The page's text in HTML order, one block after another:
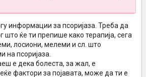
информации за псоријаза. Треба да
ќе ти препише како терапија, сега
лосиони, мелеми и сл. што
на псоријаза.
е дека болеста, за жал, е
фактори за појавата, може да ти е